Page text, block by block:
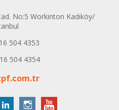
No:5 Workinton Kadıköy/
504 4353
504 4354